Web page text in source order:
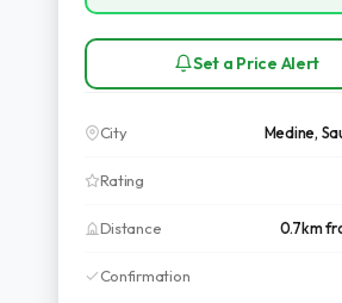
Set a Price Alert
City Medine,
Rating
Distance 0.7km
Confirmation